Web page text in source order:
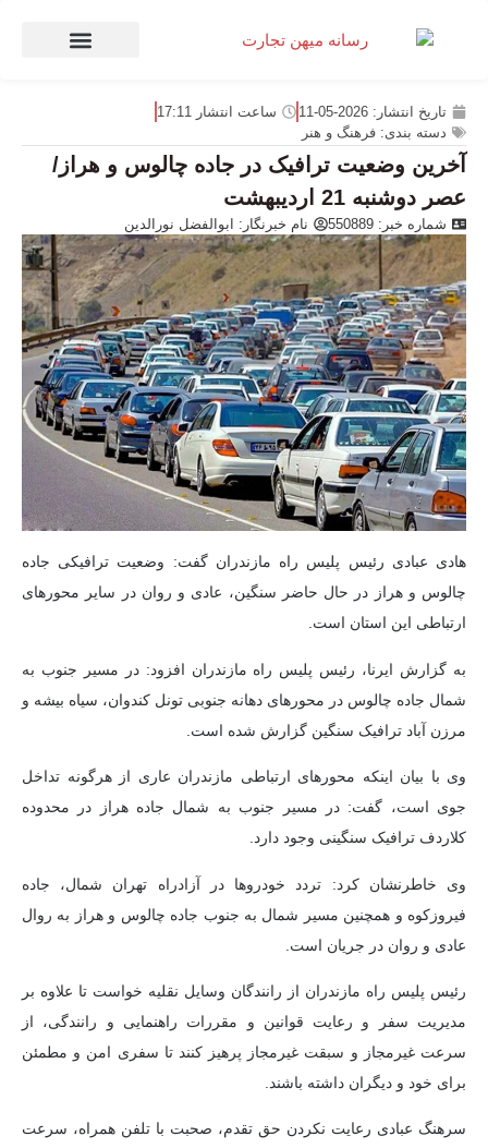
تاریخ انتشار: 2026-05-11 ساعت انتشار 17:11
دسته بندی: فرهنگ و هنر
آخرین وضعیت ترافیک در جاده چالوس و هراز/
عصر دوشنبه 21 اردیبهشت
شماره خبر: 550889 نام خبرنگار: ابوالفضل نورالدین
هادی عبادی رئیس پلیس راه مازندران گفت: وضعیت ترافیکی جاده
چالوس و هراز در حال حاضر سنگین، عادی و روان در سایر محورهای
ارتباطی این استان است.
به گزارش ایرنا، رئیس پلیس راه مازندران افزود: در مسیر جنوب به
شمال جاده چالوس در محورهای دهانه جنوبی تونل کندوان، سیاه بیشه و
مرزن آباد ترافیک سنگین گزارش شده است.
وی با بیان اینکه محورهای ارتباطی مازندران عاری از هرگونه تداخل
جوی است، گفت: در مسیر جنوب به شمال جاده هراز در محدوده
کلاردف ترافیک سنگینی وجود دارد.
وی خاطرنشان کرد: تردد خودروها در آزادراه تهران شمال، جاده
فیروزکوه و همچنین مسیر شمال به جنوب جاده چالوس و هراز به روال
عادی و روان در جریان است.
رئیس پلیس راه مازندران از رانندگان وسایل نقلیه خواست تا علاوه بر
مدیریت سفر و رعایت قوانین و مقررات راهنمایی و رانندگی، از
سرعت غیرمجاز و سبقت غیرمجاز پرهیز کنند تا سفری امن و مطمئن
برای خود و دیگران داشته باشند.
سرهنگ عبادی رعایت نکردن حق تقدم، صحبت با تلفن همراه، سرعت